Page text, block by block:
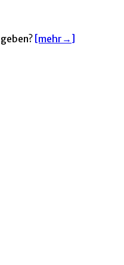
[mehr→]